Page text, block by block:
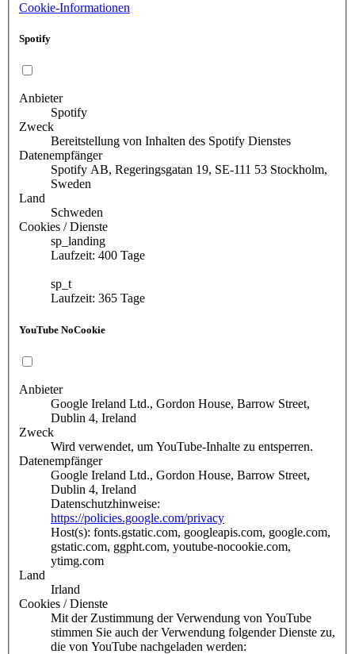
Cookie-Informationen
Spotify
Anbieter
Spotify
Zweck
Bereitstellung von Inhalten des Spotify Dienstes
Datenempfänger
Spotify AB, Regeringsgatan 19, SE-111 53 Stockholm,
Sweden
Land
Schweden
Cookies / Dienste
sp_landing
Laufzeit: 400 Tage
sp_t
Laufzeit: 365 Tage
YouTube NoCookie
Anbieter
Google Ireland Ltd., Gordon House, Barrow Street,
Dublin 4, Ireland
Zweck
Wird verwendet, um YouTube-Inhalte zu entsperren.
Datenempfänger
Google Ireland Ltd., Gordon House, Barrow Street,
Dublin 4, Ireland
Datenschutzhinweise:
https://policies.google.com/privacy
Host(s): fonts.gstatic.com, googleapis.com, google.com,
gstatic.com, ggpht.com, youtube-nocookie.com,
ytimg.com
Land
Irland
Cookies / Dienste
Mit der Zustimmung der Verwendung von YouTube
stimmen Sie auch der Verwendung folgender Dienste zu,
die von YouTube nachgeladen werden: